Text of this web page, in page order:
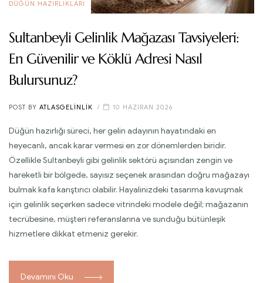
DÜĞÜN HAZIRLIKLARI
Sultanbeyli Gelinlik Mağazası Tavsiyeleri:
En Güvenilir ve Köklü Adresi Nasıl
Bulursunuz?
POST BY ATLASGELINLIK 10 HAZIRAN 2026
Düğün hazırlığı süreci, her gelin adayının hayatındaki en
heyecanlı, ancak karar vermesi en zor dönemlerden biridir.
Özellikle Sultanbeyli gibi gelinlik sektörü açısından zengin ve
hareketli bir bölgede, sayısız seçenek arasından doğru mağazayı
bulmak kafa karıştırıcı olabilir. Hayalinizdeki tasarıma kavuşmak
için gelinlik seçerken sadece vitrindeki modele değil; mağazanın
tecrübesine, müşteri referanslarına ve sunduğu bütünleşik
hizmetlere dikkat etmeniz gerekir.
Devamını Oku